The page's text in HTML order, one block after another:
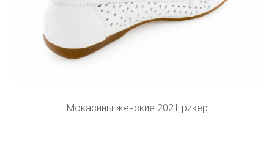
Мокасины женские 2021 рикер